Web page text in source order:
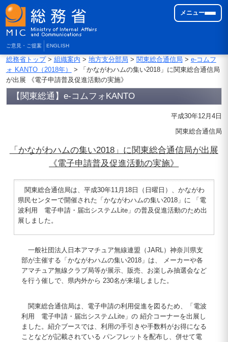
ご意見・ご提案 ENGLISH
メニュー
総務省トップ> 組織案内 > 地方支分部局 > 関東総合通信局 > e-コムフ
ォ KANTO（2018年）
> 「かながわハムの集い2018」に関東総合通信局
が出展 《電子申請普及促進活動の実施》
【関東総通】e-コムフォKANTO
平成30年12月4日
関東総合通信局
「かながわハムの集い2018」に関東総合通信局が出展
《電子申請普及促進活動の実施》
関東総合通信局は、平成30年11月18日（日曜日）、かながわ
県民センターで開催された「かながわハムの集い2018」に 「電
波利用 電子申請・届出システムLite」の普及促進活動のため出
展しました。
一般社団法人日本アマチュア無線連盟（JARL）神奈川県支
部が主催する「かながわハムの集い2018」は、 メーカーや各
アマチュア無線クラブ局等が展示、販売、お楽しみ抽選会など
を行う催しで、県内外から 230名が来場しました。
関東総合通信局は、電子申請の利用促進を図るため、「電波
利用 電子申請・届出システムLite」の 紹介コーナーを出展し
ました。紹介ブースでは、利用の手引きや手数料がお得になる
ことなどが記載されている パンフレットを配布し、併せて電